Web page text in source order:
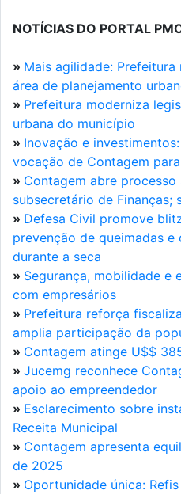
NOTÍCIAS DO PORTAL
» Mais agilidade:
área de planejamento
» Prefeitura moderniza
urbana do município
» Inovação e
vocação de Contagem
» Contagem abre processo
subsecretário de Finanças;
» Defesa Civil promove
prevenção de queimadas
durante a seca
» Segurança, mobilidade e
com empresários
» Prefeitura reforça
amplia participação da
» Contagem atinge U$$
» Jucemg reconhece
apoio ao empreendedor
» Esclarecimento sobre
Receita Municipal
» Contagem apresenta
de 2025
» Oportunidade única: